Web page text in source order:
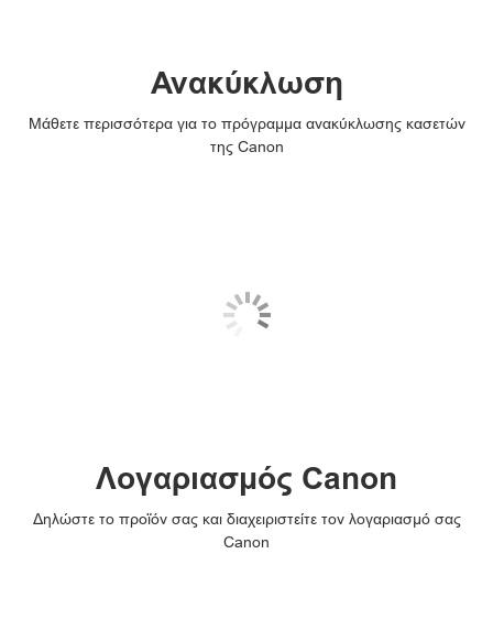
Ανακύκλωση
Μάθετε περισσότερα για το πρόγραμμα ανακύκλωσης κασετών
της Canon
Λογαριασμός Canon
Δηλώστε το προϊόν σας και διαχειριστείτε τον λογαριασμό σας
Canon